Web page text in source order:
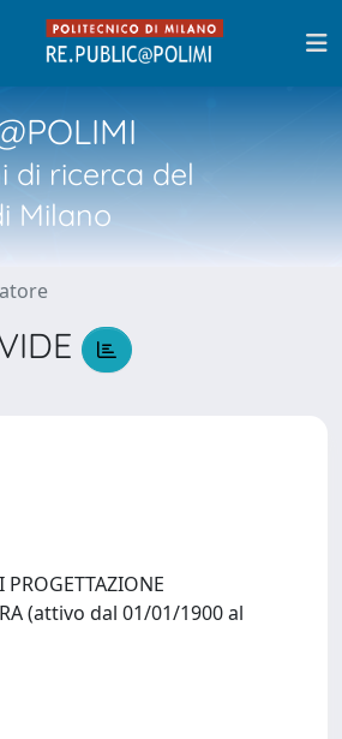
di ricerca del
Milano
(attivo dal 01/01/1900 al